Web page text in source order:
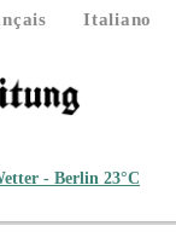
Italiano
- Berlin 23°C